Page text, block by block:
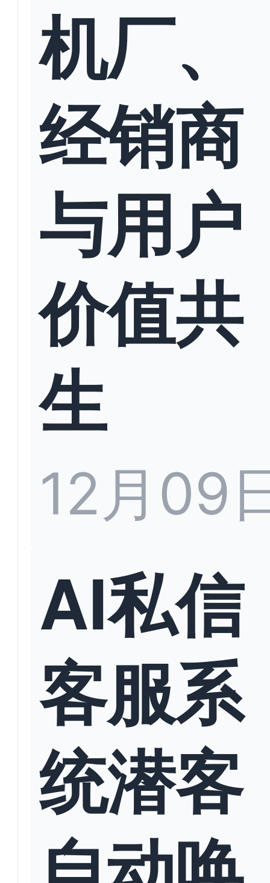
机厂、
经销商
与用户
价值共
生
12月09
AI私信
客服系
统潜客